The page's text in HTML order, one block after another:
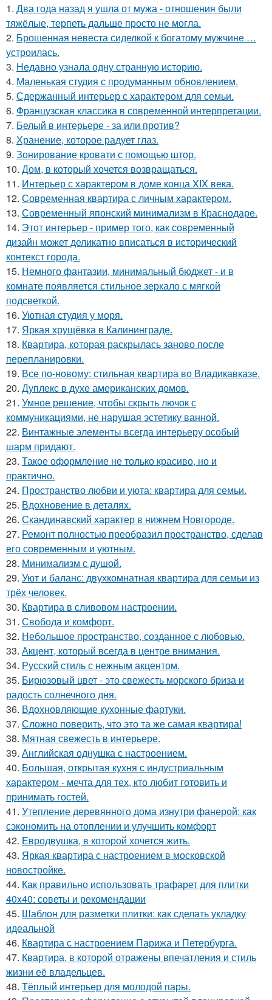
1. Два года назад я ушла от мужа - отношения были
тяжёлые, терпеть дальше просто не могла.
2. Брошенная невеста сиделкой к богатому мужчине …
устроилась.
3. Недавно узнала одну странную историю.
4. Маленькая студия с продуманным обновлением.
5. Сдержанный интерьер с характером для семьи.
6. Французская классика в современной интерпретации.
7. Белый в интерьере - за или против?
8. Хранение, которое радует глаз.
9. Зонирование кровати с помощью штор.
10. Дом, в который хочется возвращаться.
11. Интерьер с характером в доме конца XIX века.
12. Современная квартира с личным характером.
13. Современный японский минимализм в Краснодаре.
14. Этот интерьер - пример того, как современный
дизайн может деликатно вписаться в исторический
контекст города.
15. Немного фантазии, минимальный бюджет - и в
комнате появляется стильное зеркало с мягкой
подсветкой.
16. Уютная студия у моря.
17. Яркая хрущёвка в Калининграде.
18. Квартира, которая раскрылась заново после
перепланировки.
19. Все по-новому: стильная квартира во Владикавказе.
20. Дуплекс в духе американских домов.
21. Умное решение, чтобы скрыть лючок с
коммуникациями, не нарушая эстетику ванной.
22. Винтажные элементы всегда интерьеру особый
шарм придают.
23. Такое оформление не только красиво, но и
практично.
24. Пространство любви и уюта: квартира для семьи.
25. Вдохновение в деталях.
26. Скандинавский характер в нижнем Новгороде.
27. Ремонт полностью преобразил пространство, сделав
его современным и уютным.
28. Минимализм с душой.
29. Уют и баланс: двухкомнатная квартира для семьи из
трёх человек.
30. Квартира в сливовом настроении.
31. Свобода и комфорт.
32. Небольшое пространство, созданное с любовью.
33. Акцент, который всегда в центре внимания.
34. Русский стиль с нежным акцентом.
35. Бирюзовый цвет - это свежесть морского бриза и
радость солнечного дня.
36. Вдохновляющие кухонные фартуки.
37. Сложно поверить, что это та же самая квартира!
38. Мятная свежесть в интерьере.
39. Английская однушка с настроением.
40. Большая, открытая кухня с индустриальным
характером - мечта для тех, кто любит готовить и
принимать гостей.
41. Утепление деревянного дома изнутри фанерой: как
сэкономить на отоплении и улучшить комфорт
42. Евродвушка, в которой хочется жить.
43. Яркая квартира с настроением в московской
новостройке.
44. Как правильно использовать трафарет для плитки
40x40: советы и рекомендации
45. Шаблон для разметки плитки: как сделать укладку
идеальной
46. Квартира с настроением Парижа и Петербурга.
47. Квартира, в которой отражены впечатления и стиль
жизни её владельцев.
48. Тёплый интерьер для молодой пары.